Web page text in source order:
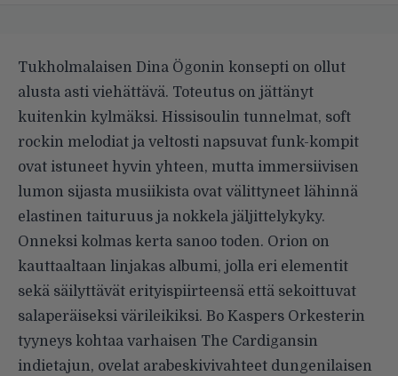
Tukholmalaisen Dina Ögonin konsepti on ollut
alusta asti viehättävä. Toteutus on jättänyt
kuitenkin kylmäksi. Hissisoulin tunnelmat, soft
rockin melodiat ja veltosti napsuvat funk-kompit
ovat istuneet hyvin yhteen, mutta immersiivisen
lumon sijasta musiikista ovat välittyneet lähinnä
elastinen taituruus ja nokkela jäljittelykyky.
Onneksi kolmas kerta sanoo toden. Orion on
kauttaaltaan linjakas albumi, jolla eri elementit
sekä säilyttävät erityispiirteensä että sekoittuvat
salaperäiseksi värileikiksi. Bo Kaspers Orkesterin
tyyneys kohtaa varhaisen The Cardigansin
indietajun, ovelat arabeskivivahteet dungenilaisen